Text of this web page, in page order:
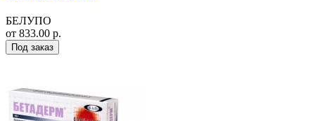
БЕЛУПО
от 833.00 р.
Под заказ